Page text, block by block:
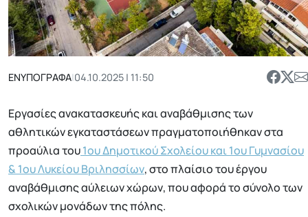
ΕΝΥΠΟΓΡΑΦΑ|04.10.2025 | 11:50
Eργασίες ανακατασκευής και αναβάθμισης των
αθλητικών εγκαταστάσεων πραγματοποιήθηκαν στα
προαύλια του1ου Δημοτικού Σχολείου και 1ου Γυμνασίου
& 1ου Λυκείου Βριλησσίων, στο πλαίσιο του έργου
αναβάθμισης αύλειων χώρων, που αφορά το σύνολο των
σχολικών μονάδων της πόλης.